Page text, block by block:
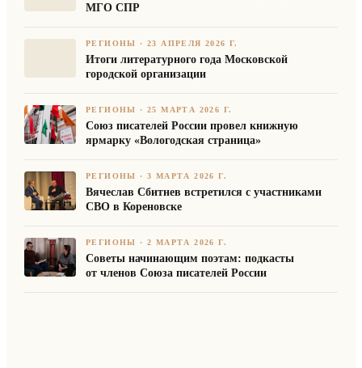
МГО СПР
РЕГИОНЫ ·23 АПРЕЛЯ 2026 Г.
Итоги литературного года Московской
городской организации
РЕГИОНЫ ·25 МАРТА 2026 Г.
Союз писателей России провел книжную
ярмарку «Вологодская страница»
РЕГИОНЫ ·3 МАРТА 2026 Г.
Вячеслав Сбитнев встретился с участниками
СВО в Кореновске
РЕГИОНЫ ·2 МАРТА 2026 Г.
Советы начинающим поэтам: подкасты
от членов Союза писателей России